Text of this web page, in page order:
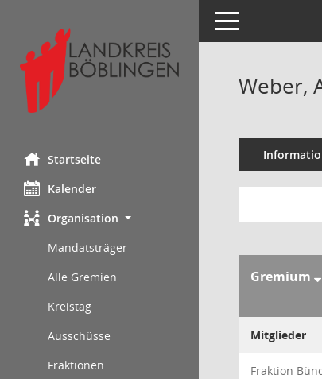
Startseite
Kalender
Organisation
Mandatsträger
Alle Gremien
Kreistag
Ausschüsse
Fraktionen
Toggle navigation
Weber,
Gremium
Mitglieder
Fraktion